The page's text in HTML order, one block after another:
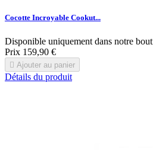
Cocotte Incroyable Cookut...
Disponible uniquement dans notre
Prix 159,90 €
 Ajouter au panier
Détails du produit